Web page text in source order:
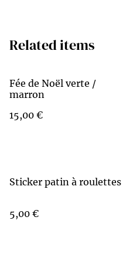
Related items
Fée de Noël verte /
marron
15,00 €
Sticker patin à roulettes
5,00 €